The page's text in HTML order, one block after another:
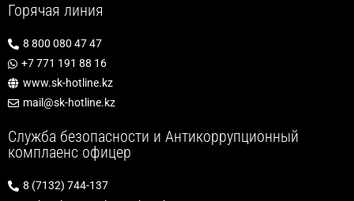
Горячая линия
8 800 080 47 47
+7 771 191 88 16
www.sk-hotline.kz
mail@sk-hotline.kz
Служба безопасности и Антикоррупционный
комплаенс офицер
8 (7132) 744-137